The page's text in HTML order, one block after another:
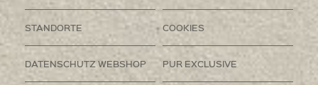
STANDORTE COOKIES
DATENSCHUTZ WEBSHOP PUR EXCLUSIVE